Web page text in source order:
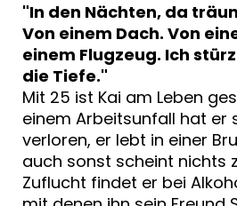
"In den Nächten, da
Von einem Dach. Von
einem Flugzeug. Ich
die Tiefe."
Mit 25 ist Kai am Leben
einem Arbeitsunfall hat er
verloren, er lebt in einer
auch sonst scheint nichts
Zuflucht findet er bei